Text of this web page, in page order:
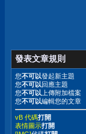
發表文章規則
您不可以發起新主題
您不可以回應主題
您不可以 上傳附加檔案
您不可以編輯您的文章
vB 代碼打開
表情圖示打開